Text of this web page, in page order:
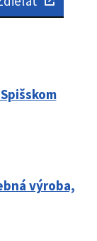
výroba,